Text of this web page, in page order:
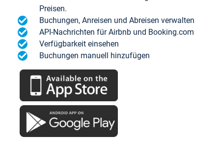
Preisen.
Buchungen, Anreisen und Abreisen verwalten
API-Nachrichten für Airbnb und Booking.com
Verfügbarkeit einsehen
Buchungen manuell hinzufügen